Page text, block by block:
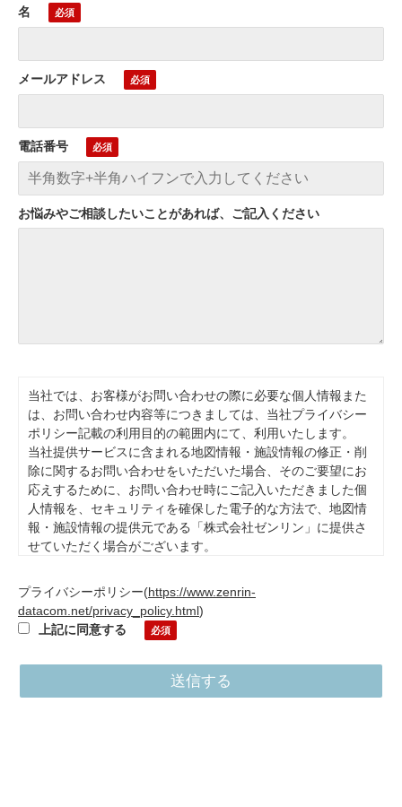
名
メールアドレス
電話番号
お悩みやご相談したいことがあれば、ご記入ください
当社では、お客様がお問い合わせの際に必要な個人情報また
は、お問い合わせ内容等につきましては、当社プライバシー
ポリシー記載の利用目的の範囲内にて、利用いたします。
当社提供サービスに含まれる地図情報・施設情報の修正・削
除に関するお問い合わせをいただいた場合、そのご要望にお
応えするために、お問い合わせ時にご記入いただきました個
人情報を、セキュリティを確保した電子的な方法で、地図情
報・施設情報の提供元である「株式会社ゼンリン」に提供さ
せていただく場合がございます。
す。当社が必要とする情報をご提供頂かない場合ご要望にお
応えできない場合がございます。お客様は、個人情報の開示
等、苦情・相談をする事ができますので、もしございました
らprivacy@zenrin-datacom.netまでご連絡下さい。その他個
プライバシーポリシー(https://www.zenrin-
datacom.net/privacy_policy.html)
上記に同意する